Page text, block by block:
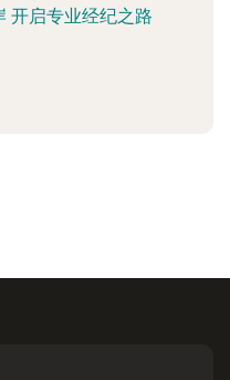
开启专业经纪之路